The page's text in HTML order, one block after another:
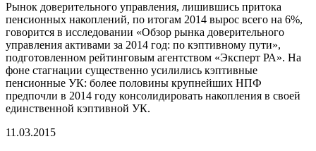
Рынок доверительного управления, лишившись притока
пенсионных накоплений, по итогам 2014 вырос всего на 6%,
говорится в исследовании «Обзор рынка доверительного
управления активами за 2014 год: по кэптивному пути»,
подготовленном рейтинговым агентством «Эксперт РА». На
фоне стагнации существенно усилились кэптивные
пенсионные УК: более половины крупнейших НПФ
предпочли в 2014 году консолидировать накопления в своей
единственной кэптивной УК.
11.03.2015